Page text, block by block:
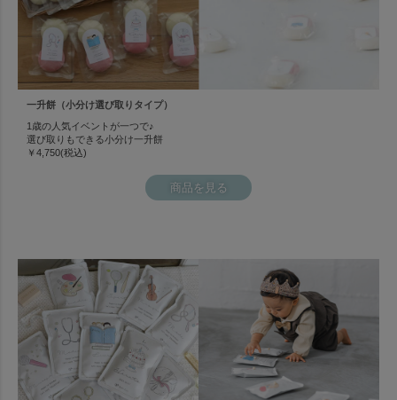
存しやすいお米も人気です。
②背負うためのアイテム
伝統的に行うなら風呂敷がおすすめ。
アンファンのオーガンジー風呂敷なら、伝統もおしゃれさもばっちりで
すよ。
また、背負わせやすいベビーリュックも人気です。
1歳のお誕生日プレゼントを兼ねてリュックにする場合も多いようで
生日をお祝いしましょう！
一升餅（小分け選び取りタイプ）
1歳の人気イベントが一つで♪
選び取りもできる小分け一升餅
￥4,750(税込)
商品を見る